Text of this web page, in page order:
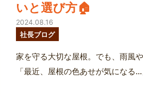
いと選び方🏠
2024.08.16
社長ブログ
家を守る大切な屋根。でも、雨風
「最近、屋根の色あせが気にな